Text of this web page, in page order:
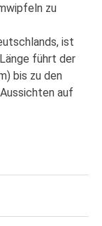
zu
ist
führt der
bis zu den
auf